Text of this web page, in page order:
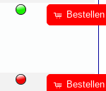
Bestellen
Bestellen